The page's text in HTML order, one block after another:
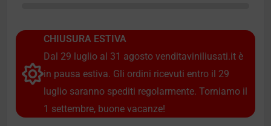
CHIUSURA ESTIVA
Dal 29 luglio al 31 agosto venditaviniliusati.it è
in pausa estiva. Gli ordini ricevuti entro il 29
luglio saranno spediti regolarmente. Torniamo il
1 settembre, buone vacanze!